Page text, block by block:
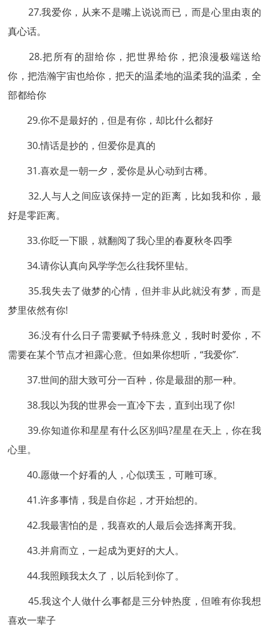
27.我爱你，从来不是嘴上说说而已，而是心里由衷的
真心话。
28.把所有的甜给你，把世界给你，把浪漫极端送给
你，把浩瀚宇宙也给你，把天的温柔地的温柔我的温柔，全
部都给你
29.你不是最好的，但是有你，却比什么都好
30.情话是抄的，但爱你是真的
31.喜欢是一朝一夕，爱你是从心动到古稀。
32.人与人之间应该保持一定的距离，比如我和你，最
好是零距离。
33.你眨一下眼，就翻阅了我心里的春夏秋冬四季
34.请你认真向风学学怎么往我怀里钻。
35.我失去了做梦的心情，但并非从此就没有梦，而是
梦里依然有你!
36.没有什么日子需要赋予特殊意义，我时时爱你，不
需要在某个节点才袒露心意。但如果你想听，“我爱你”.
37.世间的甜大致可分一百种，你是最甜的那一种。
38.我以为我的世界会一直冷下去，直到出现了你!
39.你知道你和星星有什么区别吗?星星在天上，你在我
心里。
40.愿做一个好看的人，心似璞玉，可雕可琢。
41.许多事情，我是自你起，才开始想的。
42.我最害怕的是，我喜欢的人最后会选择离开我。
43.并肩而立，一起成为更好的大人。
44.我照顾我太久了，以后轮到你了。
45.我这个人做什么事都是三分钟热度，但唯有你我想
喜欢一辈子